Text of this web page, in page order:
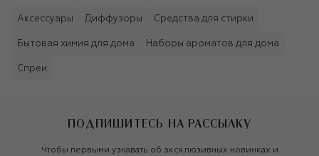
Аксессуары Диффузоры Средства для стирки
Бытовая химия для дома Наборы ароматов для дома
Спреи
ПОДПИШИТЕСЬ НА РАССЫЛКУ
Чтобы первыми узнавать об эксклюзивных новинках и